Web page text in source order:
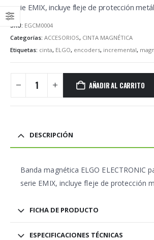
serie EMIX, incluye fleje de protección
SKU: EGCM0004
Categorías: ACCESORIOS, CINTA MAGNÉTICA
Etiquetas: cinta, ELGO, encoders, incremental,
AÑADIR AL CARRITO
DESCRIPCIÓN
Banda magnética ELGO ELECTRONIC
serie EMIX, incluye fleje de protección
FICHA DE PRODUCTO
ESPECIFICACIONES TÉCNICAS